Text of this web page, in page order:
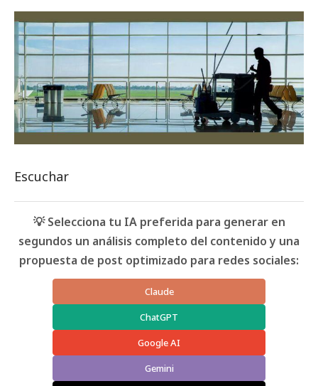
Escuchar
💡 Selecciona tu IA preferida para generar en
segundos un análisis completo del contenido y una
propuesta de post optimizado para redes sociales:
Claude
ChatGPT
Google AI
Gemini